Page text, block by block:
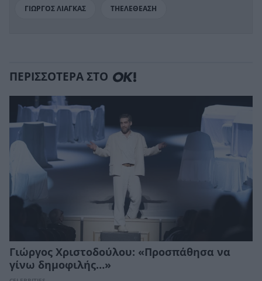
ΓΙΩΡΓΟΣ ΛΙΑΓΚΑΣ ΤΗΕΛΕΘΕΑΣΗ
ΠΕΡΙΣΣΟΤΕΡΑ ΣΤΟ
Γιώργος Χριστοδούλου: «Προσπάθησα να
γίνω δημοφιλής…»